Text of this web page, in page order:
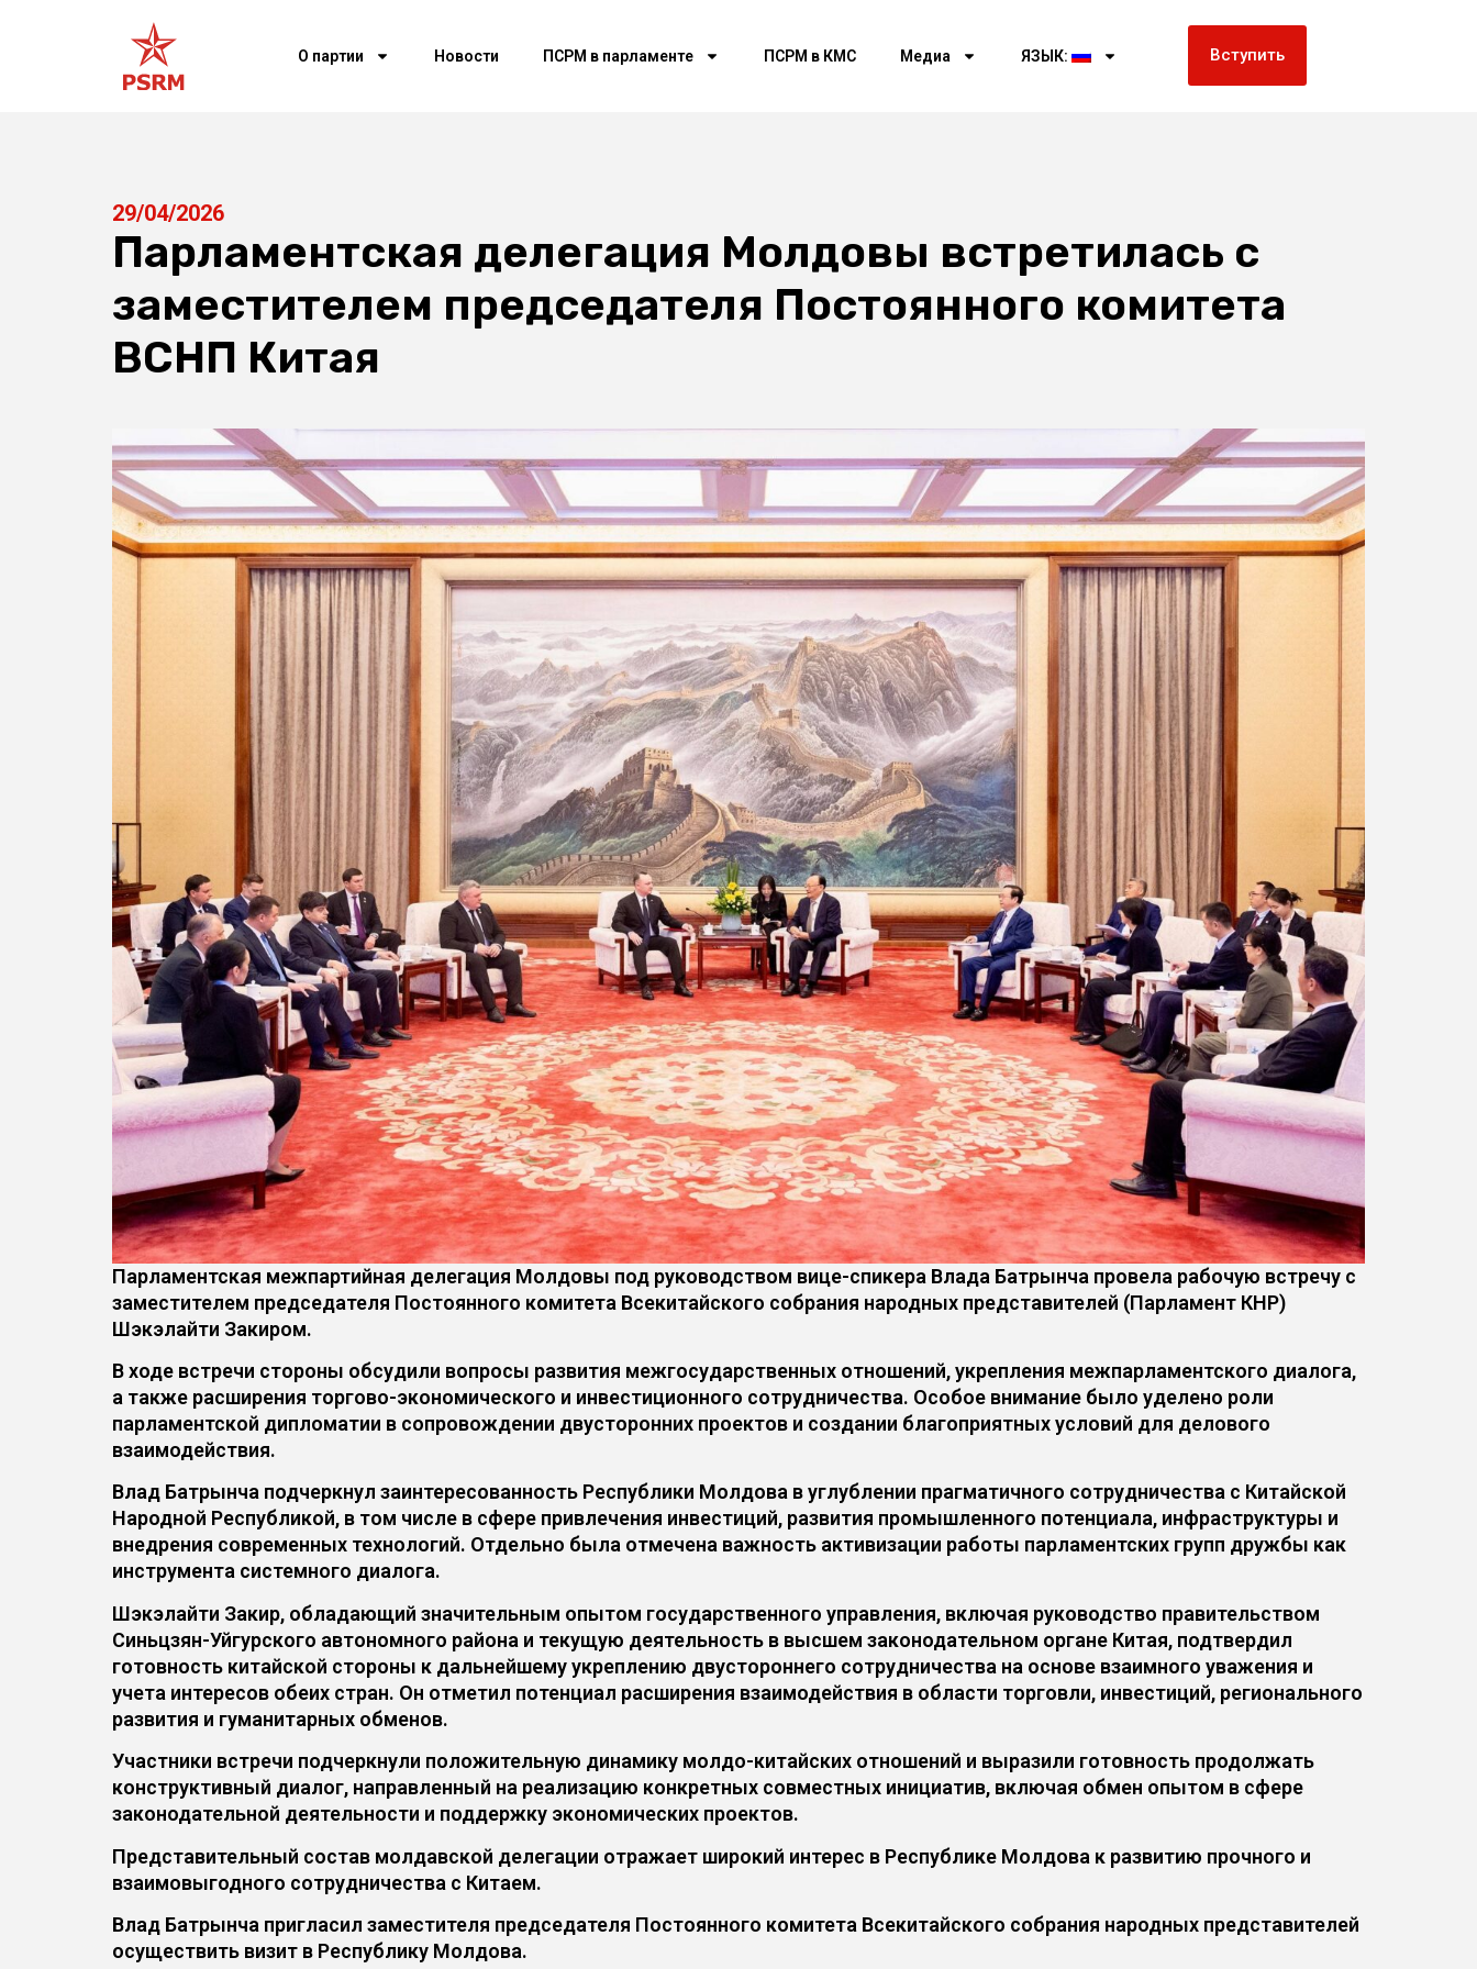
О партии Новости ПСРМ в парламенте ПСРМ в КМС Медиа ЯЗЫК: Вступить
29/04/2026
Парламентская делегация Молдовы встретилась с
заместителем председателя Постоянного комитета
ВСНП Китая
Парламентская межпартийная делегация Молдовы под руководством вице-спикера Влада Батрынча провела рабочую встречу с
заместителем председателя Постоянного комитета Всекитайского собрания народных представителей (Парламент КНР)
Шэкэлайти Закиром.
В ходе встречи стороны обсудили вопросы развития межгосударственных отношений, укрепления межпарламентского диалога,
а также расширения торгово-экономического и инвестиционного сотрудничества. Особое внимание было уделено роли
парламентской дипломатии в сопровождении двусторонних проектов и создании благоприятных условий для делового
взаимодействия.
Влад Батрынча подчеркнул заинтересованность Республики Молдова в углублении прагматичного сотрудничества с Китайской
Народной Республикой, в том числе в сфере привлечения инвестиций, развития промышленного потенциала, инфраструктуры и
внедрения современных технологий. Отдельно была отмечена важность активизации работы парламентских групп дружбы как
инструмента системного диалога.
Шэкэлайти Закир, обладающий значительным опытом государственного управления, включая руководство правительством
Синьцзян-Уйгурского автономного района и текущую деятельность в высшем законодательном органе Китая, подтвердил
готовность китайской стороны к дальнейшему укреплению двустороннего сотрудничества на основе взаимного уважения и
учета интересов обеих стран. Он отметил потенциал расширения взаимодействия в области торговли, инвестиций, регионального
развития и гуманитарных обменов.
Участники встречи подчеркнули положительную динамику молдо-китайских отношений и выразили готовность продолжать
конструктивный диалог, направленный на реализацию конкретных совместных инициатив, включая обмен опытом в сфере
законодательной деятельности и поддержку экономических проектов.
Представительный состав молдавской делегации отражает широкий интерес в Республике Молдова к развитию прочного и
взаимовыгодного сотрудничества с Китаем.
Влад Батрынча пригласил заместителя председателя Постоянного комитета Всекитайского собрания народных представителей
осуществить визит в Республику Молдова.